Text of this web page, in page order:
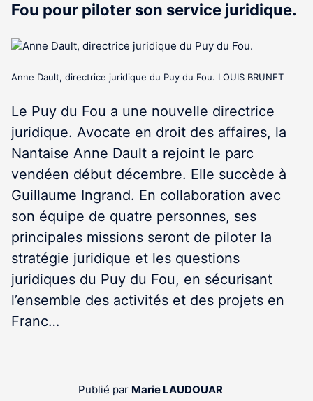
Fou pour piloter son service juridique.
Anne Dault, directrice juridique du Puy du Fou. LOUIS BRUNET
Le Puy du Fou a une nouvelle directrice
juridique. Avocate en droit des affaires, la
Nantaise Anne Dault a rejoint le parc
vendéen début décembre. Elle succède à
Guillaume Ingrand. En collaboration avec
son équipe de quatre personnes, ses
principales missions seront de piloter la
stratégie juridique et les questions
juridiques du Puy du Fou, en sécurisant
l’ensemble des activités et des projets en
Franc…
Publié par Marie LAUDOUAR